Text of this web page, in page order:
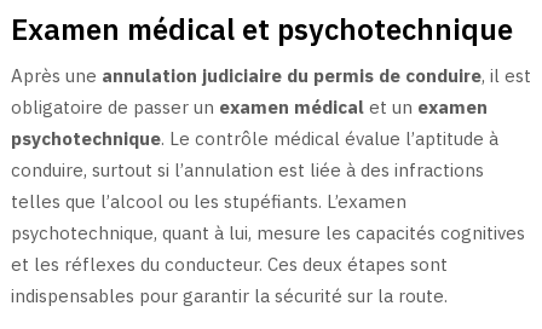
Examen médical et psychotechnique
Après une annulation judiciaire du permis de conduire, il est
obligatoire de passer un examen médicalet un examen
psychotechnique. Le contrôle médical évalue l’aptitude à
conduire, surtout si l’annulation est liée à des infractions
telles que l’alcool ou les stupéfiants. L’examen
psychotechnique, quant à lui, mesure les capacités cognitives
et les réflexes du conducteur. Ces deux étapes sont
indispensables pour garantir la sécurité sur la route.